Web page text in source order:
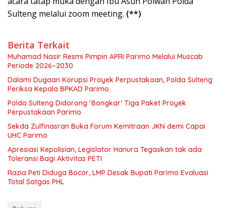
Sulteng melalui zoom meeting. (**)
Berita Terkait
Muhamad Nasir Resmi Pimpin APRI Parimo Melalui Muscab
Periode 2026–2030
Dalami Dugaan Korupsi Proyek Perpustakaan, Polda Sulteng
Periksa Kepala BPKAD Parimo
Polda Sulteng Didorong ‘Bongkar’ Tiga Paket Proyek
Perpustakaan Parimo
Sekda Zulfinasran Buka Forum Kemitraan JKN demi Capai
UHC Parimo
Apresiasi Kepolisian, Legislator Hanura Tegaskan tak ada
Toleransi Bagi Aktivitas PETI
Razia Peti Diduga Bocor, LMP Desak Bupati Parimo Evaluasi
Total Satgas PHL